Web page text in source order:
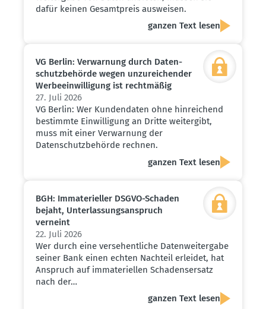
dafür keinen Gesamtpreis ausweisen.
ganzen Text lesen
VG Berlin: Verwarnung durch Daten­
schutz­be­hörde wegen unzurei­chender
Werbe­ein­wil­ligung ist recht­mäßig
27. Juli 2026
VG Berlin: Wer Kundendaten ohne hinreichend
bestimmte Einwilligung an Dritte weitergibt,
muss mit einer Verwarnung der
Datenschutzbehörde rechnen.
ganzen Text lesen
BGH: Immate­ri­eller DSGVO-Schaden
bejaht, Unter­las­sungs­an­spruch
verneint
22. Juli 2026
Wer durch eine versehentliche Datenweitergabe
seiner Bank einen echten Nachteil erleidet, hat
Anspruch auf immateriellen Schadensersatz
nach der…
ganzen Text lesen